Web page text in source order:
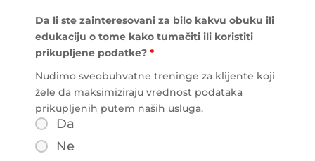
Da li ste zainteresovani za bilo kakvu obuku ili
edukaciju o tome kako tumačiti ili koristiti
prikupljene podatke? *
Da
Ne
Nudimo sveobuhvatne treninge za klijente koji
žele da maksimiziraju vrednost podataka
prikupljenih putem naših usluga.